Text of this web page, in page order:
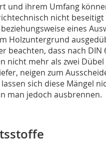
und ihrem Umfang
nicht
eines
Holzuntergrund
beachten, dass nach DIN
nicht mehr als zwei
neigen zum
sich diese Mängel
man jedoch ausbrennen.